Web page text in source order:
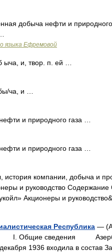
добыча нефти и природного
языка Ефремовой
и, твор. п. ей …
ча, и …
и природного газа …
и природного газа …
компании, добыча и
и руководство
Акционеры и
Республика —
Общие сведения
1936 входила в состав